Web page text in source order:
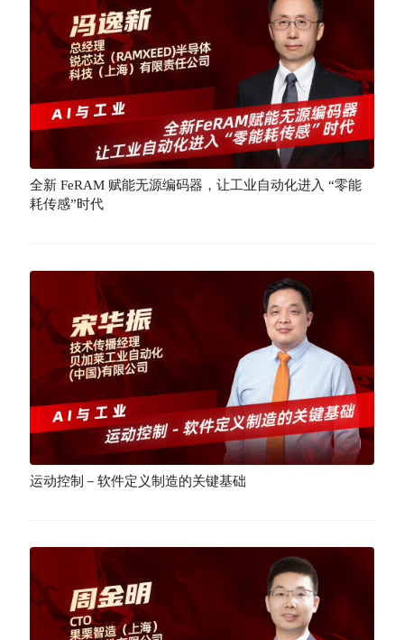
全新 FeRAM 赋能无源编码器，让工业自动化进入 “零能
耗传感”时代
运动控制－软件定义制造的关键基础